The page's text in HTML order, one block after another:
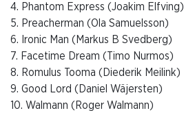
4. Phantom Express (Joakim Elfving)
5. Preacherman (Ola Samuelsson)
6. Ironic Man (Markus B Svedberg)
7. Facetime Dream (Timo Nurmos)
8. Romulus Tooma (Diederik Meilink)
9. Good Lord (Daniel Wäjersten)
10. Walmann (Roger Walmann)